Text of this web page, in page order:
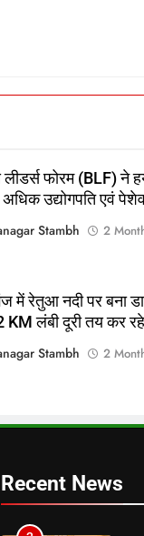
फोरम (BLF) ने
उद्योगपति एवं
Stambh
2
में रेतुआ नदी पर बना
KM लंबी दूरी तय कर
Stambh
2
Recent News
पूर्व
7
8